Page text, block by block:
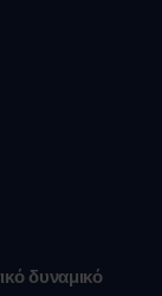
δυναμικό